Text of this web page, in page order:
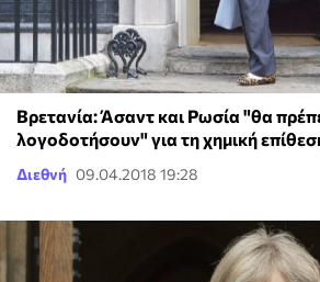
Βρετανία: Άσαντ και Ρωσία "θα
λογοδοτήσουν" για τη χημική
Διεθνή 09.04.2018 19:28